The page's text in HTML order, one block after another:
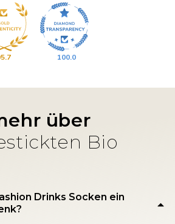
100.0
über
Bio
Drinks Socken ein